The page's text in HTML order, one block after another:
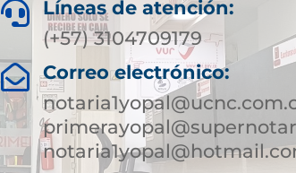

Líneas de atención:
(+57) 3104709179

Correo electrónico: